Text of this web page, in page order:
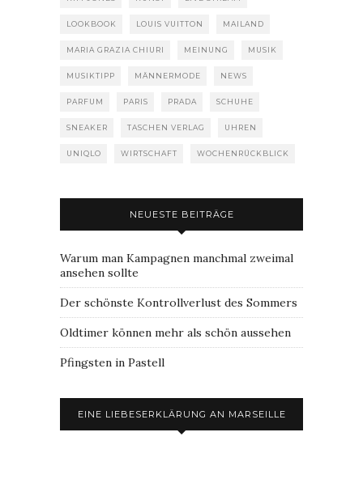
LOOKBOOK LOUIS VUITTON MAILAND
MARIA GRAZIA CHIURI MEINUNG MUSIK
MUSIKTIPP MÄNNERMODE NEWS
PARFUM PARIS PRADA SCHUHE
SNEAKER TASCHEN VERLAG UHREN
UNIQLO WIRTSCHAFT WOCHENRÜCKBLICK
NEUESTE BEITRÄGE
Warum man Kampagnen manchmal zweimal
ansehen sollte
Der schönste Kontrollverlust des Sommers
Oldtimer können mehr als schön aussehen
Pfingsten in Pastell
EINE LIEBESERKLÄRUNG AN MARSEILLE